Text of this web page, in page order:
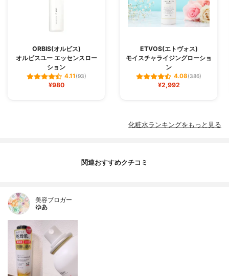
ORBIS(オルビス)
オルビスユー エッセンスロー
ション
4.11(93)
¥980
ETVOS(エトヴォス)
モイスチャライジングローショ
ン
4.08(386)
¥2,992
化粧水ランキングをもっと見る
関連おすすめクチコミ
美容ブロガー
ゆあ